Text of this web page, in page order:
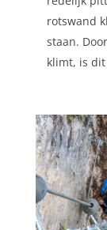
rotswand
staan.
klimt, is